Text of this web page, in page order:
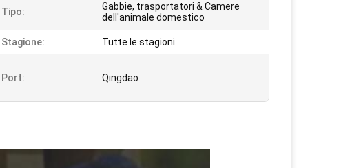
Tipo:
Gabbie, trasportatori & Camere
dell'animale domestico
Stagione: Tutte le stagioni
Port: Qingdao